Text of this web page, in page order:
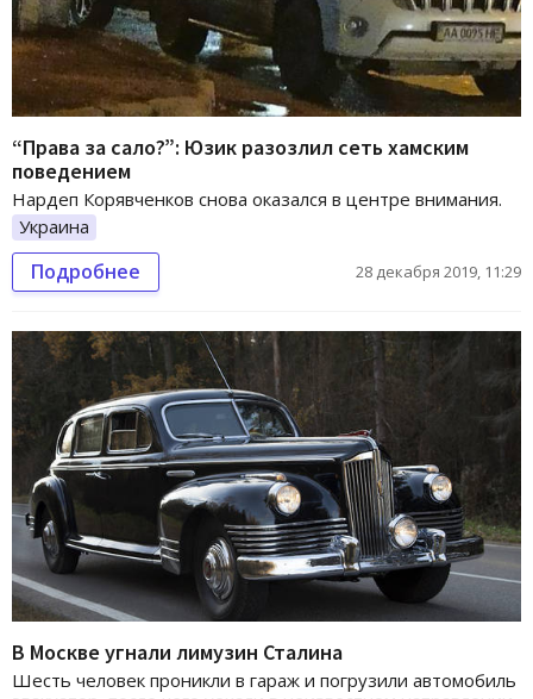
“Права за сало?”: Юзик разозлил сеть хамским
поведением
Нардеп Корявченков снова оказался в центре внимания.
Украина
Подробнее 28 декабря 2019, 11:29
В Москве угнали лимузин Сталина
Шесть человек проникли в гараж и погрузили автомобиль